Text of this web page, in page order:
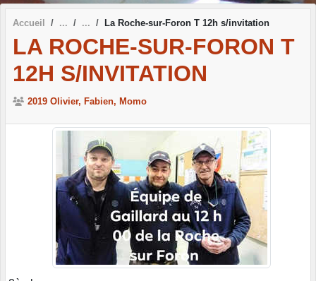
Accueil La Roche-sur-Foron T 12h s/invitation
LA ROCHE-SUR-FORON T
12H S/INVITATION
2019 Olivier, Fabien, Momo